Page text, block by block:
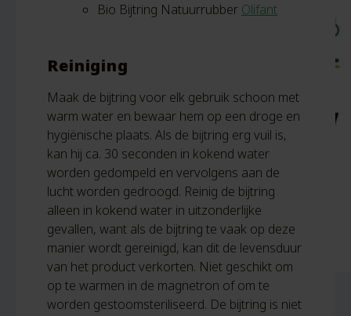
Bio Bijtring Natuurrubber Olifant
Reiniging
Maak de bijtring voor elk gebruik schoon met
warm water en bewaar hem op een droge en
hygiënische plaats. Als de bijtring erg vuil is,
kan hij ca. 30 seconden in kokend water
worden gedompeld en vervolgens aan de
lucht worden gedroogd. Reinig de bijtring
alleen in kokend water in uitzonderlijke
gevallen, want als de bijtring te vaak op deze
manier wordt gereinigd, kan dit de levensduur
van het product verkorten. Niet geschikt om
op te warmen in de magnetron of om te
worden gestoomsteriliseerd. De bijtring is niet